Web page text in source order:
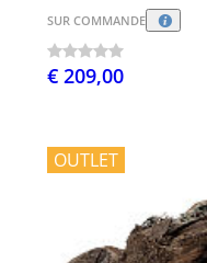
SUR COMMANDE
€ 209,00
OUTLET